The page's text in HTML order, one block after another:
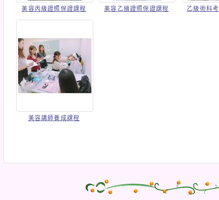
美容丙級證照保證課程 美容乙級證照保證課程 乙級術科
美容講師養成課程